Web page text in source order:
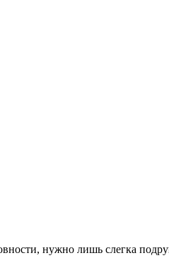
нужно лишь слегка